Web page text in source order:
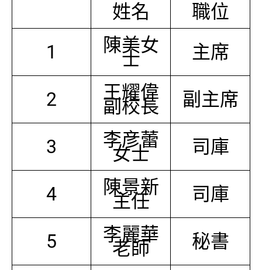
姓名
職位
1
陳美女
士 主席
2 王耀偉
副校長 副主席
3 李彦蕾
女士 司庫
4 陳景新
主任 司庫
5 李麗華
老師 秘書